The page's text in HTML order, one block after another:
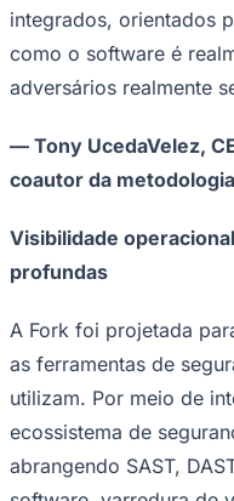
Flamengo
integrados, orientados
como o software é
adversários realmente
— Tony UcedaVelez,
coautor da
Visibilidade
profundas
A Fork foi projetada
as ferramentas de
utilizam. Por meio de
ecossistema de
abrangendo SAST,